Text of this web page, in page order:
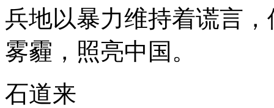
兵地以暴力维持着谎言
雾霾，照亮中国。
石道来